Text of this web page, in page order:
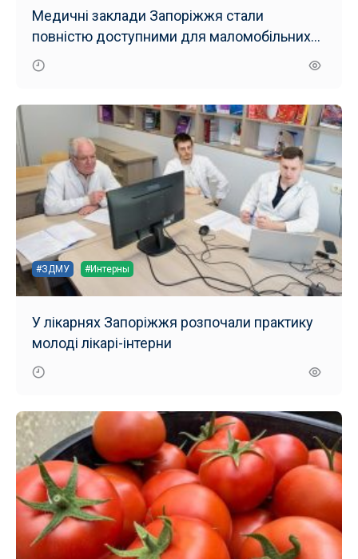
Медичні заклади Запоріжжя стали
повністю доступними для маломобільних
груп населення
#ЗДМУ #Интерны
У лікарнях Запоріжжя розпочали практику
молоді лікарі-інтерни